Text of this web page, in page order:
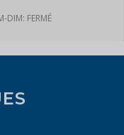
DIM: FERMÉ